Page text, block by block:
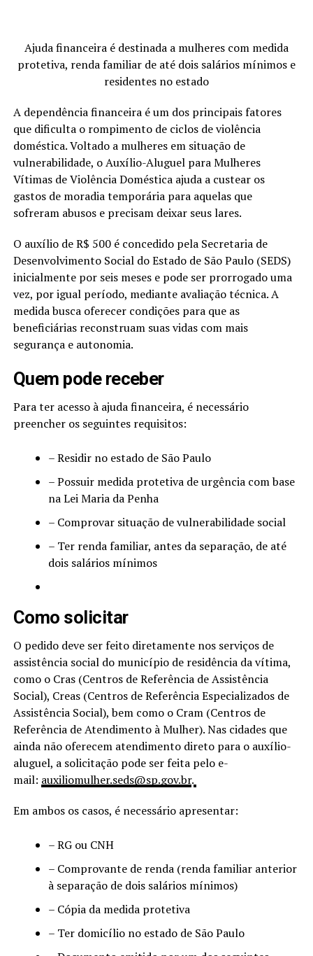
Ajuda financeira é destinada a mulheres com medida
protetiva, renda familiar de até dois salários mínimos e
residentes no estado
A dependência financeira é um dos principais fatores
que dificulta o rompimento de ciclos de violência
doméstica. Voltado a mulheres em situação de
vulnerabilidade, o Auxílio-Aluguel para Mulheres
Vítimas de Violência Doméstica ajuda a custear os
gastos de moradia temporária para aquelas que
sofreram abusos e precisam deixar seus lares.
O auxílio de R$ 500 é concedido pela Secretaria de
Desenvolvimento Social do Estado de São Paulo (SEDS)
inicialmente por seis meses e pode ser prorrogado uma
vez, por igual período, mediante avaliação técnica. A
medida busca oferecer condições para que as
beneficiárias reconstruam suas vidas com mais
segurança e autonomia.
Quem pode receber
Para ter acesso à ajuda financeira, é necessário
preencher os seguintes requisitos:
– Residir no estado de São Paulo
– Possuir medida protetiva de urgência com base
na Lei Maria da Penha
– Comprovar situação de vulnerabilidade social
– Ter renda familiar, antes da separação, de até
dois salários mínimos
Como solicitar
O pedido deve ser feito diretamente nos serviços de
assistência social do município de residência da vítima,
como o Cras (Centros de Referência de Assistência
Social), Creas (Centros de Referência Especializados de
Assistência Social), bem como o Cram (Centros de
Referência de Atendimento à Mulher). Nas cidades que
ainda não oferecem atendimento direto para o auxílio-
aluguel, a solicitação pode ser feita pelo e-
mail: auxiliomulher.seds@sp.gov.br.
Em ambos os casos, é necessário apresentar:
– RG ou CNH
– Comprovante de renda (renda familiar anterior
à separação de dois salários mínimos)
– Cópia da medida protetiva
– Ter domicílio no estado de São Paulo